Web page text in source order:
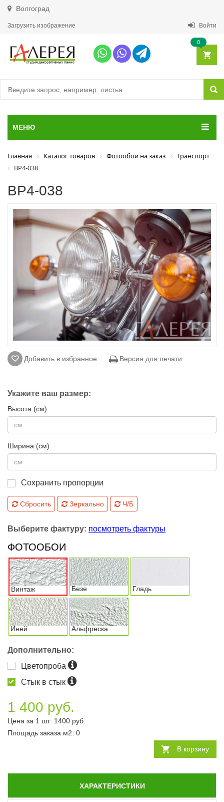
Волгоград
Загрузить изображение Войти
0
МЕНЮ
Главная Каталог товаров Фотообои на заказ
Транспорт
ВР4-038
ВР4-038
Добавить в избранное Версия для печати
Укажите ваш размер:
Высота (см)
Ширина (см)
Сохранить пропорции
Сбросить Зеркально Ч/Б
Выберите фактуру: посмотреть фактуры
ФОТООБОИ
Винтаж Безе Гладь
Иней Альфреска
Дополнительно:
Цветопроба
Стык в стык
1 400 руб.
Цена за 1 шт: 1400 руб.
Площадь заказа м2: 0
В корзину
ХАРАКТЕРИСТИКИ